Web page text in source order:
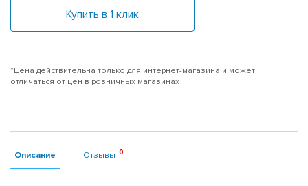
Купить в 1 клик
*Цена действительна только для интернет-магазина и может
отличаться от цен в розничных магазинах
Описание Отзывы